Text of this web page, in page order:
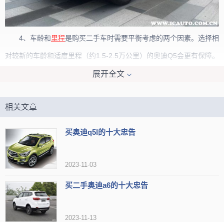
4、车龄和里程是购买二手车时需要平衡考虑的两个因素。选择相
对较新的车龄和适度里程（约1.5-2.5万公里）的奥迪Q5会更有保障。
5、在购买二手奥迪Q5时，了解常见的故障问题是很重要的。例
车辆。
6、在试驾前，彻底检查奥迪Q5的外观和内饰，并确保安全配置
的完好（如制动系统、轮胎等）。如果需要，寻求专业人员的帮助进
行全面检测。
7、据统计，十年内二手奥迪Q5的保值率约为18.01%。因此，在
购买时尽量选择不超过十年车龄的车型，以保证投资回报。
展开全文
相关文章
买奥迪q5l的十大忠告
2023-11-03
买二手奥迪a6的十大忠告
2023-11-13